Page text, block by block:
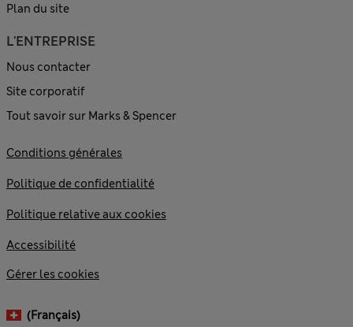
Plan du site
L'ENTREPRISE
Nous contacter
Site corporatif
Tout savoir sur Marks & Spencer
Conditions générales
Politique de confidentialité
Politique relative aux cookies
Accessibilité
Gérer les cookies
(français)